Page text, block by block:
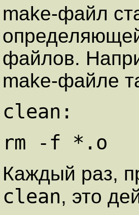
make-файл
файлов.
make-файле
clean:
rm -f *.o
Каждый раз,
clean, это